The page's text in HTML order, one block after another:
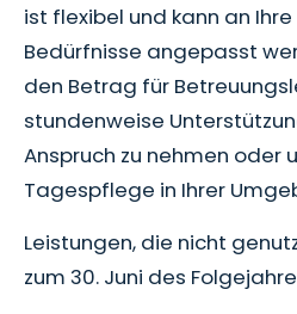
ist flexibel und kann an
Bedürfnisse angepasst
den Betrag für
stundenweise
Anspruch zu nehmen oder
Tagespflege in Ihrer
Leistungen, die nicht
zum 30. Juni des